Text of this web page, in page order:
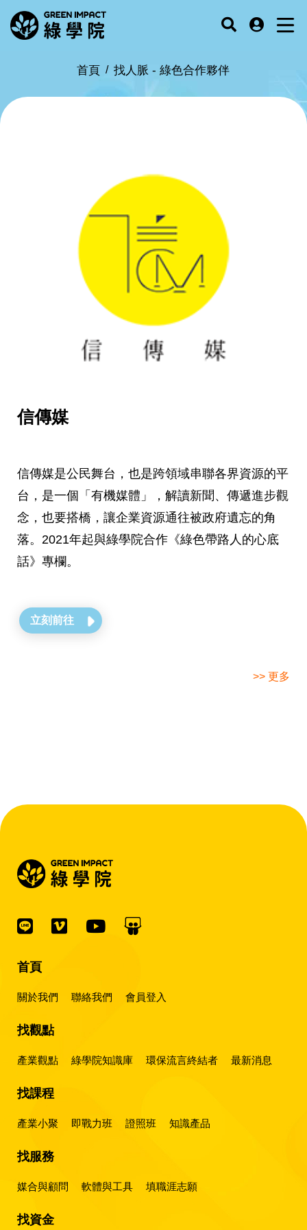
首頁 找人脈 -綠色合作夥伴
信傳媒
信傳媒是公民舞台，也是跨領域串聯各界資源的平
台，是一個「有機媒體」，解讀新聞、傳遞進步觀
念，也要搭橋，讓企業資源通往被政府遺忘的角
落。2021年起與綠學院合作《綠色帶路人的心底
話》專欄。
立刻前往
>> 更多
首頁
關於我們 聯絡我們 會員登入
找觀點
產業觀點 綠學院知識庫 環保流言終結者 最新消息
找課程
產業小聚 即戰力班 證照班 知識產品
找服務
媒合與顧問 軟體與工具 填職涯志願
找資金